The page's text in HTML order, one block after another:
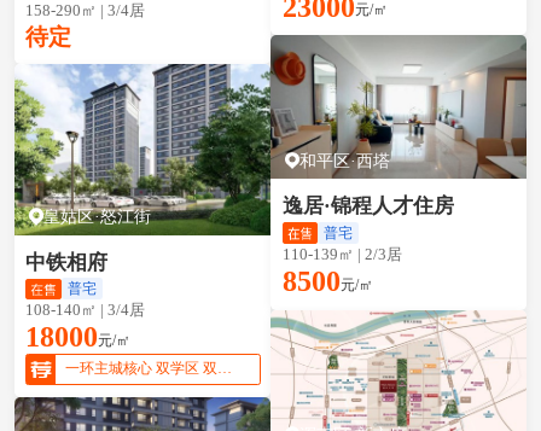
158-290㎡ | 3/4居
待定
皇姑区·怒江街
中铁相府
普宅
108-140㎡ | 3/4居
18000元/㎡
一环主城核心 双学区 双地铁
23000元/㎡
和平区·西塔
逸居·锦程人才住房
普宅
110-139㎡ | 2/3居
8500元/㎡